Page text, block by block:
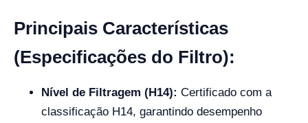
Principais Características
(Especificações do Filtro):
Nível de Filtragem (H14): Certificado com a
classificação H14, garantindo desempenho